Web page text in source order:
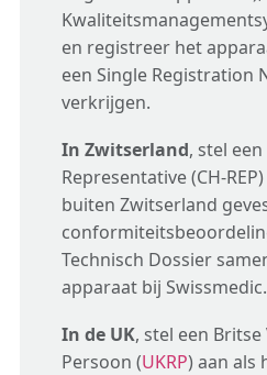
en registreer het
een Single Registration
verkrijgen.
In Zwitserland, stel
Representative (CH-
buiten Zwitserland
Technisch Dossier
apparaat bij Swissmedic.
In de UK, stel een
Persoon (UKRP) aan als